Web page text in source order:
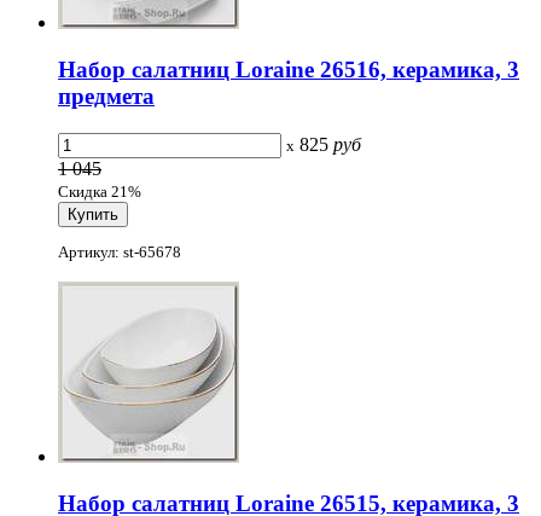
Набор салатниц Loraine 26516, керамика, 3
предмета
x 825 руб
1 045
Скидка 21%
Артикул: st-65678
Набор салатниц Loraine 26515, керамика, 3